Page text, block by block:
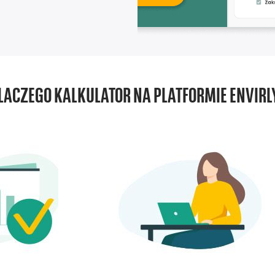
KALKULATOR NA PLATFORMIE